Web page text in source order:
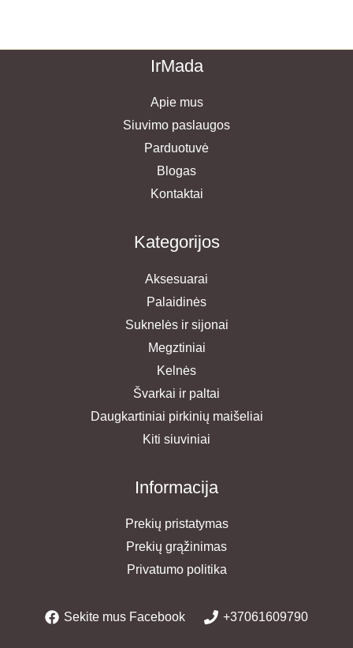
IrMada
Apie mus
Siuvimo paslaugos
Parduotuvė
Blogas
Kontaktai
Kategorijos
Aksesuarai
Palaidinės
Suknelės ir sijonai
Megztiniai
Kelnės
Švarkai ir paltai
Daugkartiniai pirkinių maišeliai
Kiti siuviniai
Informacija
Prekių pristatymas
Prekių grąžinimas
Privatumo politika
Sekite mus Facebook +37061609790